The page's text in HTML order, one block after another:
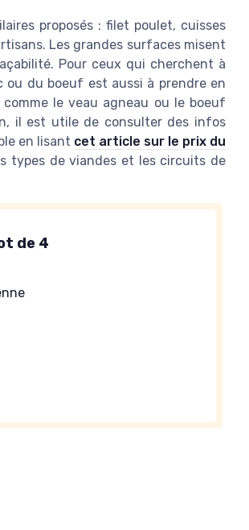
proposés : filet poulet, cuisses
Les grandes surfaces misent
Pour ceux qui cherchent à
ou du boeuf est aussi à prendre en
le veau agneau ou le boeuf
il est utile de consulter des infos
en lisant cet article sur le prix du
types de viandes et les circuits de
de 4